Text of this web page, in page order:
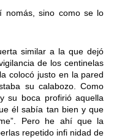
nomás, sino como se lo
similar a la que dejó
de los centinelas
colocó justo en la pared
su calabozo. Como
su boca profirió aquella
él sabía tan bien y que
Pero he ahí que la
repetido infi nidad de